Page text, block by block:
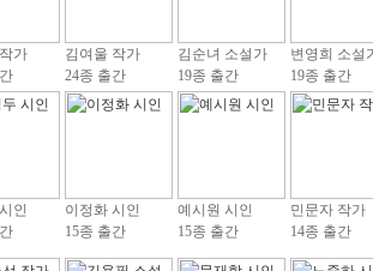
가
김여울 작가
24종 출간
김순녀 소설가
19종 출간
변영희 소설
19종 출간
인
이정화 시인
15종 출간
예시원 시인
15종 출간
민문자 작가
14종 출간